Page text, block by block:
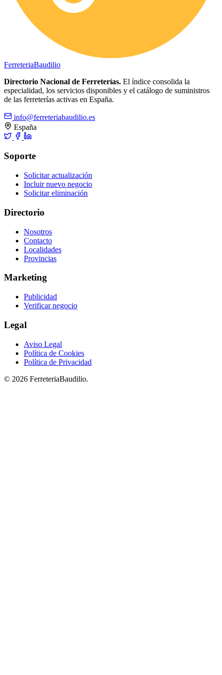
FerreteriaBaudilio
Directorio Nacional de Ferreterías. El índice consolida la
especialidad, los servicios disponibles y el catálogo de suministros
de las ferreterías activas en España.
info@ferreteriabaudilio.es
España
Soporte
Solicitar actualización
Incluir nuevo negocio
Solicitar eliminación
Directorio
Nosotros
Contacto
Localidades
Provincias
Marketing
Publicidad
Verificar negocio
Legal
Aviso Legal
Política de Cookies
Política de Privacidad
© 2026 FerreteriaBaudilio.